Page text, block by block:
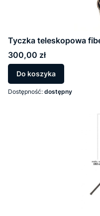
Tyczka teleskopowa
Cena
300,00 zł
Do koszyka
Dostępność: dostępny